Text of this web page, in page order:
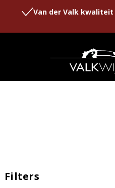
Van der Valk kwaliteit
Filters